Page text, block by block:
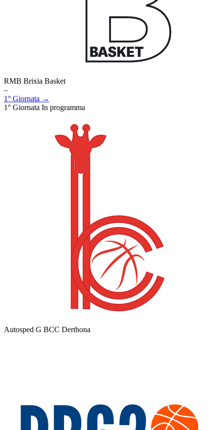
RMB Brixia Basket
–
1° Giornata →
1° Giornata In programma
Autosped G BCC Derthona